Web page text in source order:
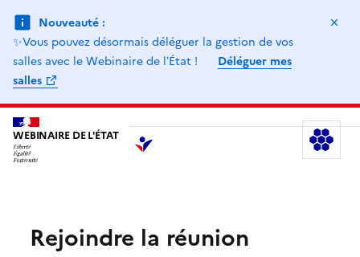
Nouveauté :
✨Vous pouvez désormais déléguer la gestion de vos
salles avec le Webinaire de lʼÉtat !
Déléguer mes
salles
WEBINAIRE DE L'ÉTAT
Rejoindre la réunion